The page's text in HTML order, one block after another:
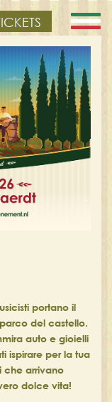
portano il
del castello.
auto e gioielli
ispirare per la tua
che arrivano
dolce vita!